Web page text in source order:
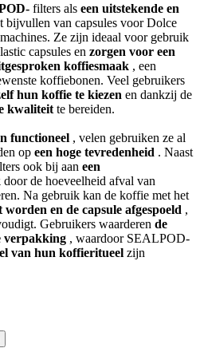
filters als een uitstekende en
bijvullen van capsules voor Dolce
Ze zijn ideaal voor gebruik
capsules en zorgen voor een
koffiesmaak , een
koffiebonen. Veel gebruikers
hun koffie te kiezen en dankzij de
kwaliteit te bereiden.
functioneel , velen gebruiken ze al
op een hoge tevredenheid . Naast
ook bij aan een
door de hoeveelheid afval van
Na gebruik kan de koffie met het
en de capsule afgespoeld ,
Gebruikers waarderen de
verpakking , waardoor SEALPOD-
van hun koffieritueel zijn